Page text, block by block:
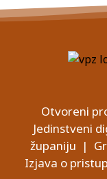
Otvoreni
Jedinstveni
županiju |
Izjava o